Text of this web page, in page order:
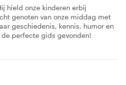
hield onze kinderen erbij
genoten van onze middag met
geschiedenis, kennis, humor en
perfecte gids gevonden!